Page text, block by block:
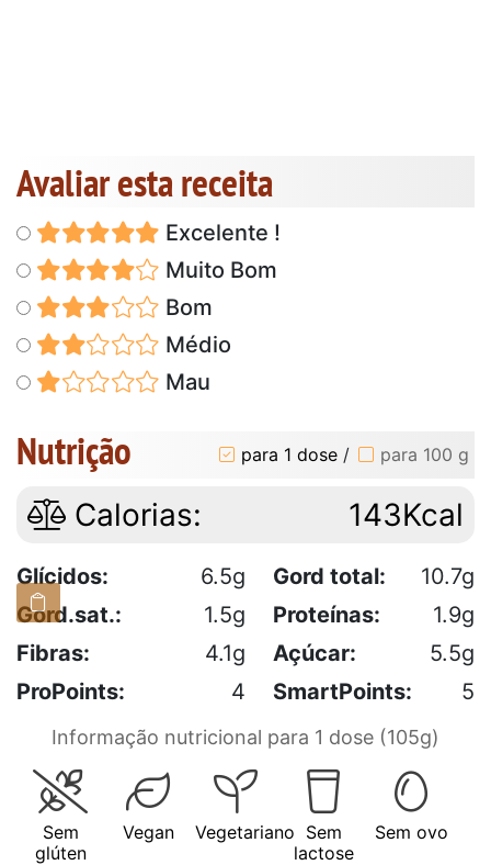
Avaliar esta receita
Excelente !
Muito Bom
Bom
Médio
Mau
Nutrição para 1 dose / para 100 g
Calorias: 143Kcal
Glícidos: 6.5g Gord total:
10.7g
Gord.sat.:
1.5g Proteínas:
1.9g
Fibras:
4.1g Açúcar:
5.5g
ProPoints:
4 SmartPoints: 5
Informação nutricional para 1 dose (105g)
Sem
glúten
Vegan Vegetariano Sem
lactose
Sem ovo